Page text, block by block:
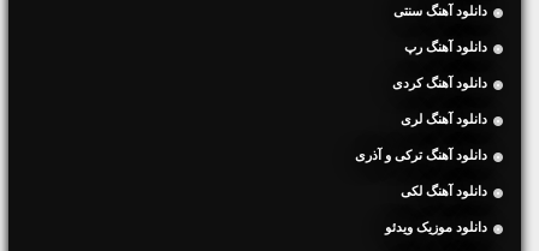
دانلود آهنگ سنتی
دانلود آهنگ رپ
دانلود آهنگ کردی
دانلود آهنگ لری
دانلود آهنگ ترکی و آذری
دانلود آهنگ لکی
دانلود موزیک ویدئو